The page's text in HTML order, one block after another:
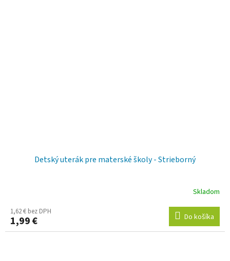
Detský uterák pre materské školy - Strieborný
Skladom
1,62 € bez DPH
1,99 € Do košíka